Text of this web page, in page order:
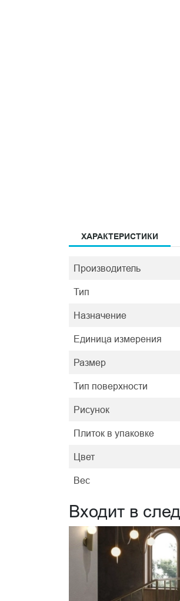
ХАРАКТЕРИСТИКИ
Производитель
Тип
Назначение
Единица измерения
Размер
Тип поверхности
Рисунок
Плиток в упаковке
Цвет
Вес
Входит в